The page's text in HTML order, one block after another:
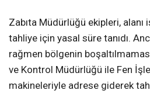
Zabıta Müdürlüğü ekipleri,
tahliye için yasal süre tanıdı.
rağmen bölgenin
ve Kontrol Müdürlüğü ile Fen
makineleriyle adrese giderek